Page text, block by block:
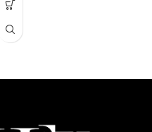
uzrokovanih spoljnim faktorima i
Pogodan za sve tipove kose,